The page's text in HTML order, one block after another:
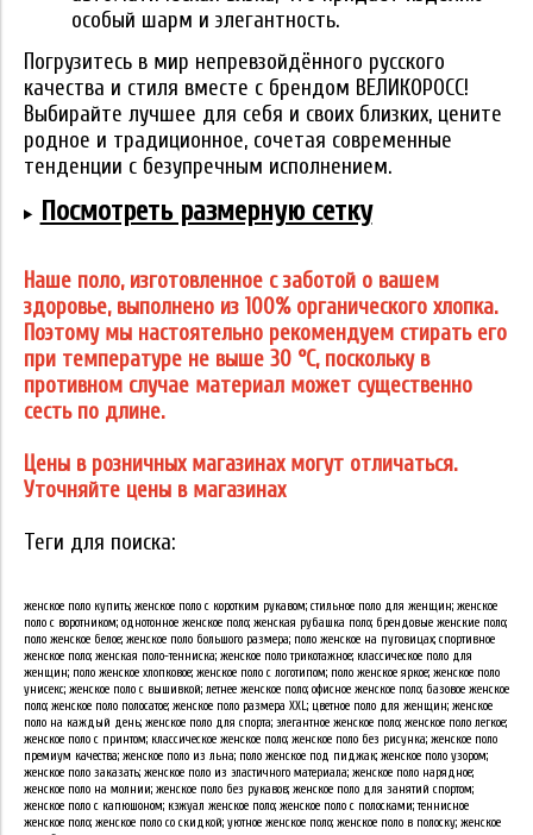
особый шарм и элегантность.
Погрузитесь в мир непревзойдённого русского
качества и стиля вместе с брендом ВЕЛИКОРОСС!
Выбирайте лучшее для себя и своих близких, цените
родное и традиционное, сочетая современные
тенденции с безупречным исполнением.
Посмотреть размерную сетку
Наше поло, изготовленное с заботой о вашем
здоровье, выполнено из 100% органического хлопка.
Поэтому мы настоятельно рекомендуем стирать его
при температуре не выше 30 °C, поскольку в
противном случае материал может существенно
сесть по длине.
Цены в розничных магазинах могут отличаться.
Уточняйте цены в магазинах
Теги для поиска:
женское поло купить; женское поло с коротким рукавом; стильное поло для женщин; женское
поло с воротником; однотонное женское поло; женская рубашка поло; брендовые женские поло;
поло женское белое; женское поло большого размера; поло женское на пуговицах; спортивное
женское поло; женская поло-тенниска; женское поло трикотажное; классическое поло для
женщин; поло женское хлопковое; женское поло с логотипом; поло женское яркое; женское поло
унисекс; женское поло с вышивкой; летнее женское поло; офисное женское поло; базовое женское
поло; женское поло полосатое; женское поло размера XXL; цветное поло для женщин; женское
поло на каждый день; женское поло для спорта; элегантное женское поло; женское поло легкое;
женское поло с принтом; классическое женское поло; женское поло без рисунка; женское поло
премиум качества; женское поло из льна; поло женское под пиджак; женское поло узором;
женское поло заказать; женское поло из эластичного материала; женское поло нарядное;
женское поло на молнии; женское поло без рукавов; женское поло для занятий спортом;
женское поло с капюшоном; кэжуал женское поло; женское поло с полосками; теннисное
женское поло; женское поло со скидкой; уютное женское поло; женское поло в полоску; женское